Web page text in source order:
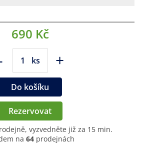
690 Kč
ks +
Do košíku
Rezervovat
vyzvedněte již za 15 min.
na 64 prodejnách